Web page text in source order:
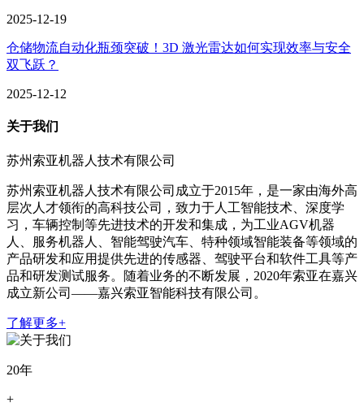
2025-12-19
仓储物流自动化瓶颈突破！3D 激光雷达如何实现效率与安全
双飞跃？
2025-12-12
关于我们
苏州索亚机器人技术有限公司
苏州索亚机器人技术有限公司成立于2015年，是一家由海外高
层次人才领衔的高科技公司，致力于人工智能技术、深度学
习，车辆控制等先进技术的开发和集成，为工业AGV机器
人、服务机器人、智能驾驶汽车、特种领域智能装备等领域的
产品研发和应用提供先进的传感器、驾驶平台和软件工具等产
品和研发测试服务。随着业务的不断发展，2020年索亚在嘉兴
成立新公司——嘉兴索亚智能科技有限公司。
了解更多+
20年
+